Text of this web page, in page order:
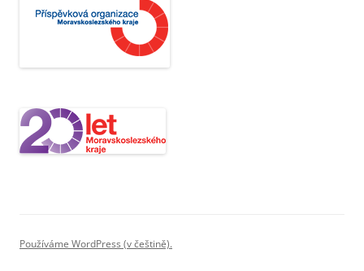
Používáme WordPress (v češtině).